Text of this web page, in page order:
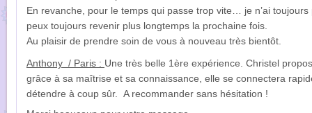
En revanche, pour le temps qui passe trop vite… je n’ai
peux toujours revenir plus longtemps la prochaine fois.
Au plaisir de prendre soin de vous à nouveau très bientôt.
Anthony / Paris : Une très belle 1ère expérience. Christel
grâce à sa maîtrise et sa connaissance, elle se connectera
détendre à coup sûr. A recommander sans hésitation !